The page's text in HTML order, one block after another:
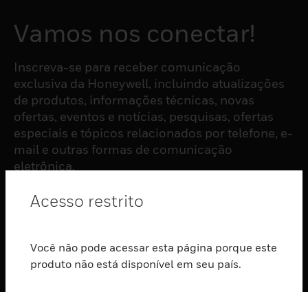
Vamos nos conectar!
Inscreva-se para receber comunicação
exclusiva da Honeywell, incluindo atualizações
de produtos, informações técnicas, novas
ofertas, eventos e notícias, pesquisas, ofertas
especiais e tópicos relacionados por telefone, e-
mail e outras formas de comunicação
eletrônica.
ASSINAR
PRODUTOS
Acesso restrito
Você não pode acessar esta página porque este
produto não está disponível em seu país.